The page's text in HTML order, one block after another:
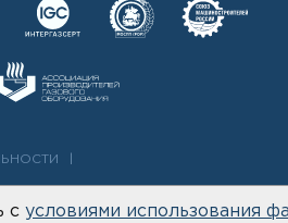
с условиями использования